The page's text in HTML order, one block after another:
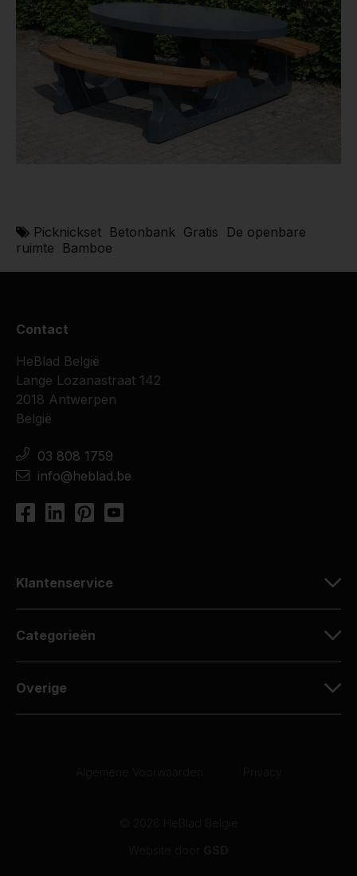
Picknickset Betonbank Gratis
De openbare
ruimte
Bamboe
Contact
HeBlad België
Lange Lozanastraat 142
2018 Antwerpen
België
03 808 1759
info@heblad.be
Klantenservice
Categorieën
Overige